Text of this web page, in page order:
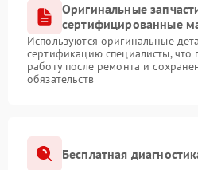
Оригинальные
сертифицированные
Используются оригинальные
сертификацию специалисты, что
работу после ремонта и
обязательств
Бесплатная